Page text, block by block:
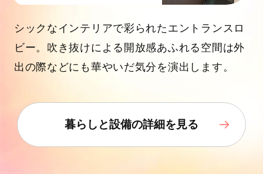
シックなインテリアで彩られたエントランスロ
ビー。吹き抜けによる開放感あふれる空間は外
出の際などにも華やいだ気分を演出します。
暮らしと設備の詳細を見る